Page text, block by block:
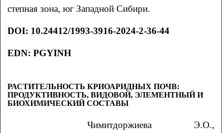
степная зона, юг Западной Сибири.
DOI: 10.24412/1993-3916-2024-2-36-44
EDN: PGYINH
РАСТИТЕЛЬНОСТЬ КРИОАРИДНЫХ ПОЧВ:
ПРОДУКТИВНОСТЬ, ВИДОВОЙ, ЭЛЕМЕНТНЫЙ И
БИОХИМИЧЕСКИЙ СОСТАВЫ
Чимитдоржиева Э.О.,